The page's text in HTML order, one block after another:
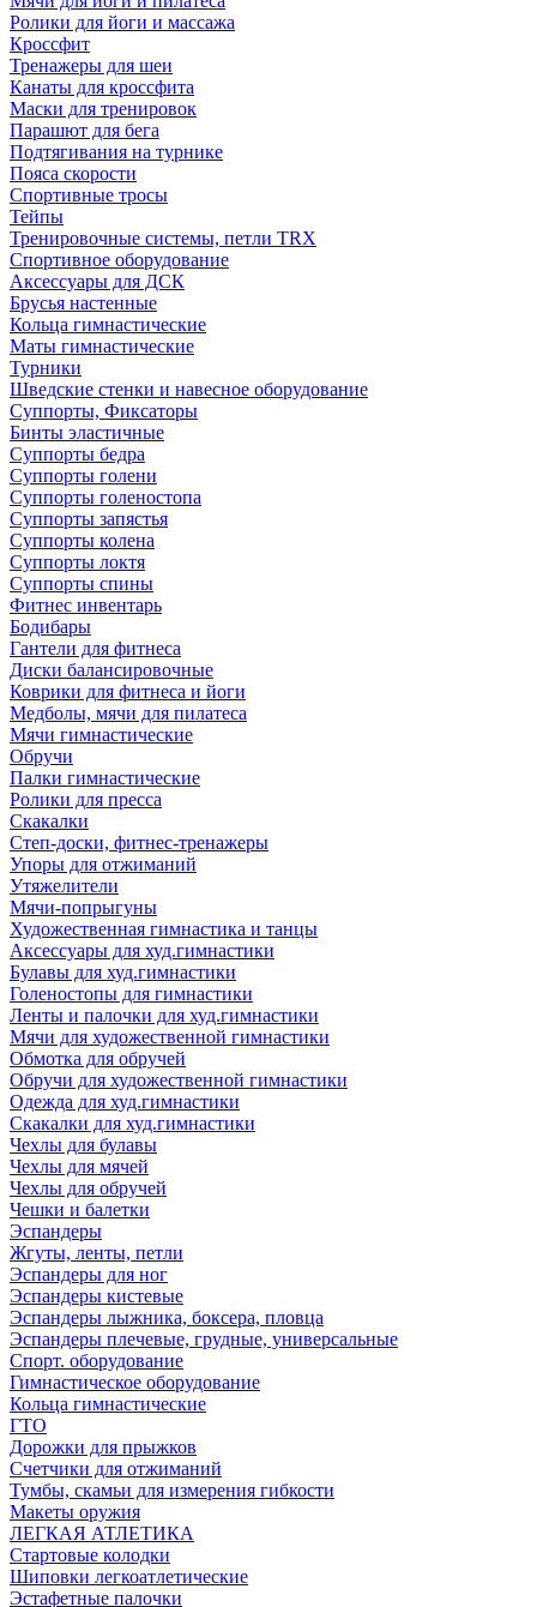
Ролики для йоги и массажа
Кроссфит
Тренажеры для шеи
Канаты для кроссфита
Маски для тренировок
Парашют для бега
Подтягивания на турнике
Пояса скорости
Спортивные тросы
Тейпы
Тренировочные системы, петли TRX
Спортивное оборудование
Аксессуары для ДСК
Брусья настенные
Кольца гимнастические
Маты гимнастические
Турники
Шведские стенки и навесное оборудование
Суппорты, Фиксаторы
Бинты эластичные
Суппорты бедра
Суппорты голени
Суппорты голеностопа
Суппорты запястья
Суппорты колена
Суппорты локтя
Суппорты спины
Фитнес инвентарь
Бодибары
Гантели для фитнеса
Диски балансировочные
Коврики для фитнеса и йоги
Медболы, мячи для пилатеса
Мячи гимнастические
Обручи
Палки гимнастические
Ролики для пресса
Скакалки
Степ-доски, фитнес-тренажеры
Упоры для отжиманий
Утяжелители
Мячи-попрыгуны
Художественная гимнастика и танцы
Аксессуары для худ.гимнастики
Булавы для худ.гимнастики
Голеностопы для гимнастики
Ленты и палочки для худ.гимнастики
Мячи для художественной гимнастики
Обмотка для обручей
Обручи для художественной гимнастики
Одежда для худ.гимнастики
Скакалки для худ.гимнастики
Чехлы для булавы
Чехлы для мячей
Чехлы для обручей
Чешки и балетки
Эспандеры
Жгуты, ленты, петли
Эспандеры для ног
Эспандеры кистевые
Эспандеры лыжника, боксера, пловца
Эспандеры плечевые, грудные, универсальные
Спорт. оборудование
Гимнастическое оборудование
Кольца гимнастические
ГТО
Дорожки для прыжков
Счетчики для отжиманий
Тумбы, скамьи для измерения гибкости
Макеты оружия
ЛЕГКАЯ АТЛЕТИКА
Стартовые колодки
Шиповки легкоатлетические
Эстафетные палочки